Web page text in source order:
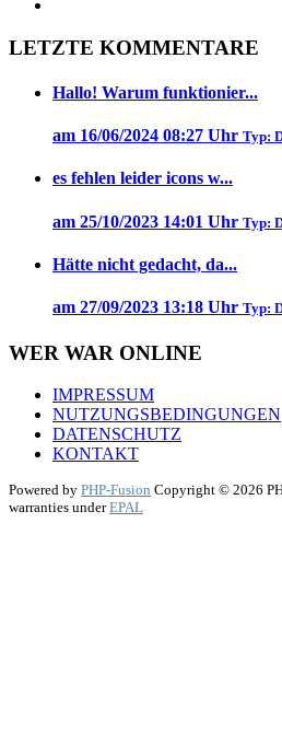
LETZTE KOMMENTARE
Hallo! Warum funktionier...
am 16/06/2024 08:27 Uhr Typ:
es fehlen leider icons w...
am 25/10/2023 14:01 Uhr Typ:
Hätte nicht gedacht, da...
am 27/09/2023 13:18 Uhr Typ:
WER WAR ONLINE
IMPRESSUM
NUTZUNGSBEDINGUNGEN
DATENSCHUTZ
KONTAKT
Powered by PHP-Fusion Copyright © 2026
warranties underEPAL